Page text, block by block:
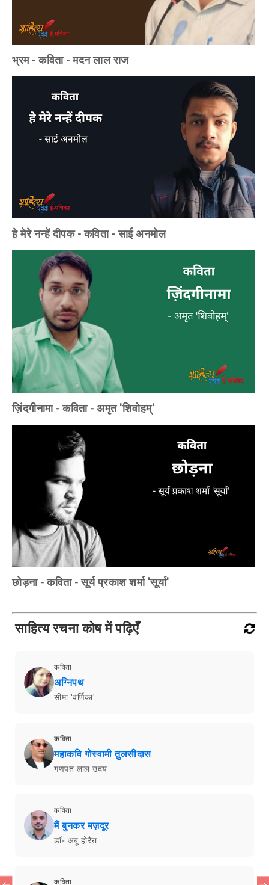
भ्रम - कविता - मदन लाल राज
हे मेरे नन्हें दीपक - कविता - साई अनमोल
ज़िंदगीनामा - कविता - अमृत 'शिवोहम्'
छोड़ना - कविता - सूर्य प्रकाश शर्मा 'सूर्या'
साहित्य रचना कोष में पढ़िएँ
कविता
अग्निपथ
सीमा 'वर्णिका'
कविता
महाकवि गोस्वामी तुलसीदास
गणपत लाल उदय
कविता
मैं बुनकर मज़दूर
डॉ॰ अबू होरैरा
कविता